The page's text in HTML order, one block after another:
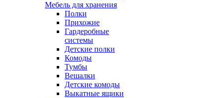
Мебель для хранения
Полки
Прихожие
Гардеробные
системы
Детские полки
Комоды
Тумбы
Вешалки
Детские комоды
Выкатные ящики